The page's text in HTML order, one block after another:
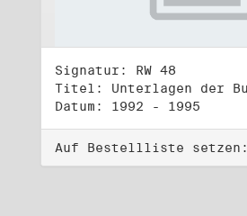
Signatur: RW 48
Datum: 1992 - 1995
Auf Bestellliste setzen: